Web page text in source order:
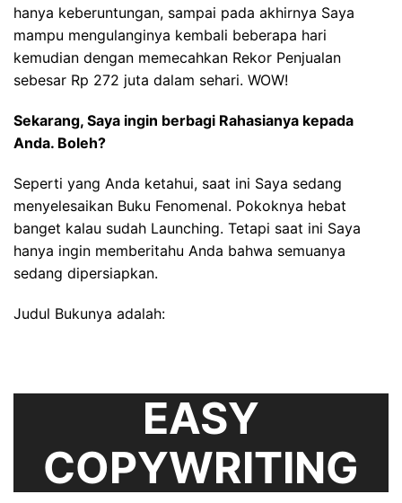
hanya keberuntungan, sampai pada akhirnya Saya
mampu mengulanginya kembali beberapa hari
kemudian dengan memecahkan Rekor Penjualan
sebesar Rp 272 juta dalam sehari. WOW!
Sekarang, Saya ingin berbagi Rahasianya kepada
Anda. Boleh?
Seperti yang Anda ketahui, saat ini Saya sedang
menyelesaikan Buku Fenomenal. Pokoknya hebat
banget kalau sudah Launching. Tetapi saat ini Saya
hanya ingin memberitahu Anda bahwa semuanya
sedang dipersiapkan.
Judul Bukunya adalah:
EASY
COPYWRITING